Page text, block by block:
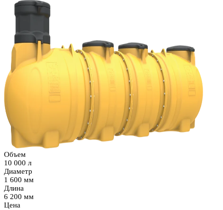
Объем
10 000 л
Диаметр
1 600 мм
Длина
6 200 мм
Цена